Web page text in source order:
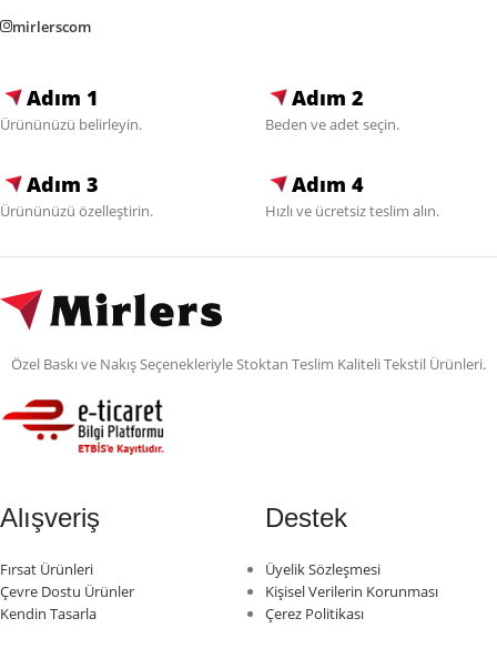
mirlerscom
Adım 1
Ürününüzü belirleyin.
Adım 2
Beden ve adet seçin.
Adım 3
Ürününüzü özelleştirin.
Adım 4
Hızlı ve ücretsiz teslim alın.
Özel Baskı ve Nakış Seçenekleriyle Stoktan Teslim Kaliteli Tekstil Ürünleri.
Alışveriş
Fırsat Ürünleri
Çevre Dostu Ürünler
Kendin Tasarla
Destek
Üyelik Sözleşmesi
Kişisel Verilerin Korunması
Çerez Politikası